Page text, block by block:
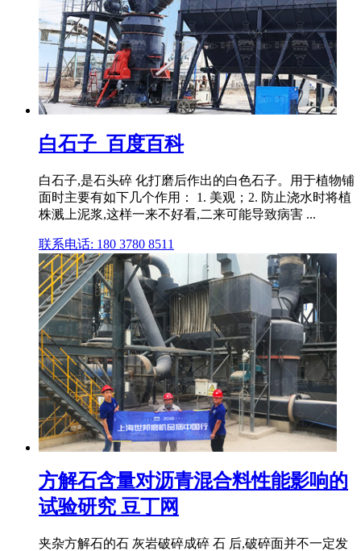
白石子_百度百科
白石子,是石头碎 化打磨后作出的白色石子。用于植物铺
面时主要有如下几个作用： 1. 美观；2. 防止浇水时将植
株溅上泥浆,这样一来不好看,二来可能导致病害 ...
联系电话: 180 3780 8511
方解石含量对沥青混合料性能影响的
试验研究 豆丁网
夹杂方解石的石 灰岩破碎成碎 石 后,破碎面并不一定发